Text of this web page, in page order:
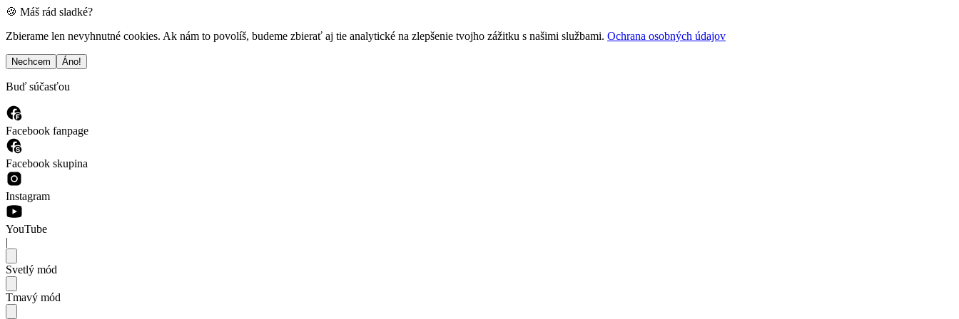
🍪 Máš rád sladké?
Zbierame len nevyhnutné cookies. Ak nám to povolíš, budeme zbierať aj tie analytické na zlepšenie tvojho zážitku s našimi službami. Ochrana osobných údajov
Nechcem Áno!
Buď súčasťou
Facebook fanpage
Facebook skupina
Instagram
YouTube
|
Svetlý mód
Tmavý mód